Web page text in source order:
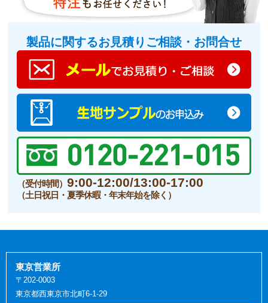
製品に関するお見積りご相談・お問合せ
（受付時間）9:00-12:00/13:00-17:00
（土日祝日・夏季休暇・年末年始を除く）
東京営業所
〒202-0003
東京都西東京市北町6-1-29